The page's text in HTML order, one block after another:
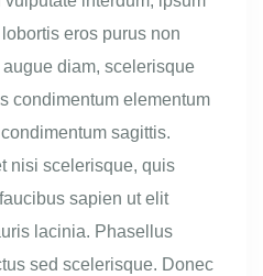
eros purus non
diam, scelerisque
condimentum elementum
sagittis.
nisi scelerisque, quis
sapien ut elit
lacinia. Phasellus
sed scelerisque. Donec